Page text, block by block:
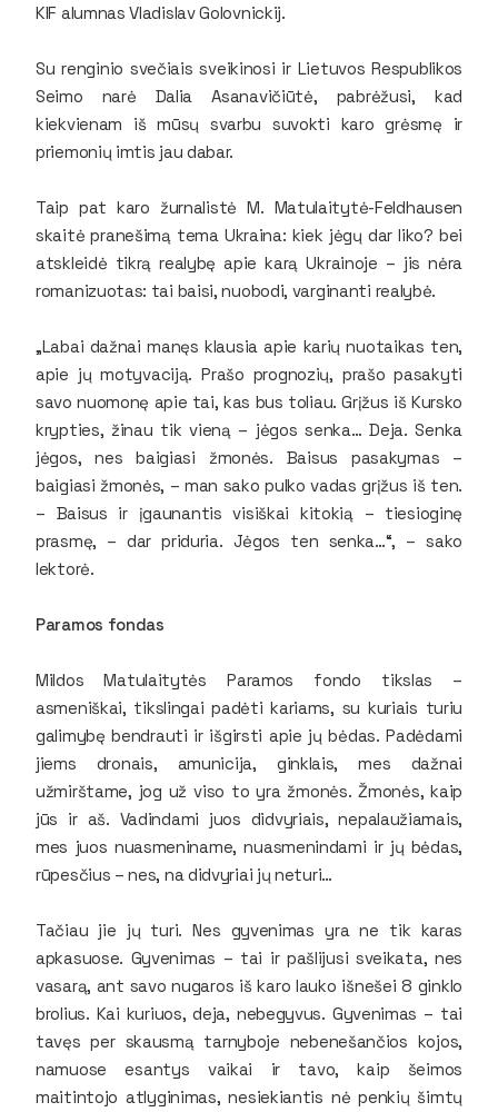
KIF alumnas Vladislav Golovnickij.
Su renginio svečiais sveikinosi ir Lietuvos Respublikos
Seimo narė Dalia Asanavičiūtė, pabrėžusi, kad
kiekvienam iš mūsų svarbu suvokti karo grėsmę ir
priemonių imtis jau dabar.
Taip pat karo žurnalistė M. Matulaitytė-Feldhausen
skaitė pranešimą tema Ukraina: kiek jėgų dar liko? bei
atskleidė tikrą realybę apie karą Ukrainoje – jis nėra
romanizuotas: tai baisi, nuobodi, varginanti realybė.
„Labai dažnai manęs klausia apie karių nuotaikas ten,
apie jų motyvaciją. Prašo prognozių, prašo pasakyti
savo nuomonę apie tai, kas bus toliau. Grįžus iš Kursko
krypties, žinau tik vieną – jėgos senka… Deja. Senka
jėgos, nes baigiasi žmonės. Baisus pasakymas –
baigiasi žmonės, – man sako pulko vadas grįžus iš ten.
– Baisus ir įgaunantis visiškai kitokią – tiesioginę
prasmę, – dar priduria. Jėgos ten senka…“, – sako
lektorė.
Paramos fondas
Mildos Matulaitytės Paramos fondo tikslas –
asmeniškai, tikslingai padėti kariams, su kuriais turiu
galimybę bendrauti ir išgirsti apie jų bėdas. Padėdami
jiems dronais, amunicija, ginklais, mes dažnai
užmirštame, jog už viso to yra žmonės. Žmonės, kaip
jūs ir aš. Vadindami juos didvyriais, nepalaužiamais,
mes juos nuasmeniname, nuasmenindami ir jų bėdas,
rūpesčius – nes, na didvyriai jų neturi…
Tačiau jie jų turi. Nes gyvenimas yra ne tik karas
apkasuose. Gyvenimas – tai ir pašlijusi sveikata, nes
vasarą, ant savo nugaros iš karo lauko išnešei 8 ginklo
brolius. Kai kuriuos, deja, nebegyvus. Gyvenimas – tai
tavęs per skausmą tarnyboje nebenešančios kojos,
namuose esantys vaikai ir tavo, kaip šeimos
maitintojo atlyginimas, nesiekiantis nė penkių šimtų